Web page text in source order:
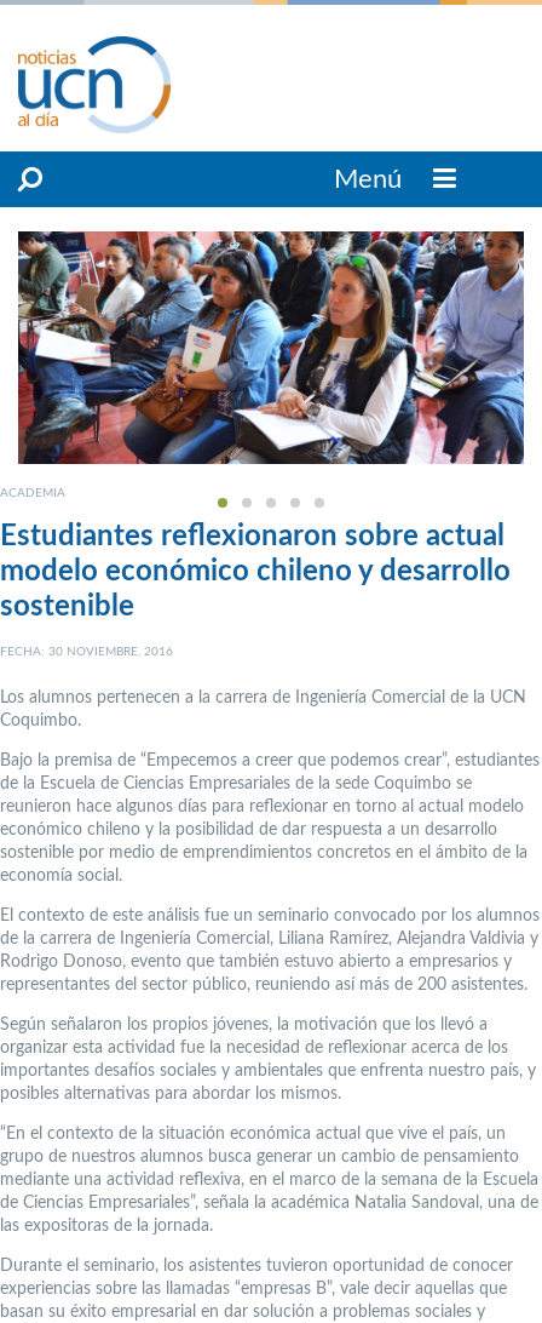
Menú
ACADEMIA
Estudiantes reflexionaron sobre actual
modelo económico chileno y desarrollo
sostenible
FECHA: 30 NOVIEMBRE, 2016
Los alumnos pertenecen a la carrera de Ingeniería Comercial de la UCN
Coquimbo.
Bajo la premisa de “Empecemos a creer que podemos crear”, estudiantes
de la Escuela de Ciencias Empresariales de la sede Coquimbo se
reunieron hace algunos días para reflexionar en torno al actual modelo
económico chileno y la posibilidad de dar respuesta a un desarrollo
sostenible por medio de emprendimientos concretos en el ámbito de la
economía social.
El contexto de este análisis fue un seminario convocado por los alumnos
de la carrera de Ingeniería Comercial, Liliana Ramírez, Alejandra Valdivia y
Rodrigo Donoso, evento que también estuvo abierto a empresarios y
representantes del sector público, reuniendo así más de 200 asistentes.
Según señalaron los propios jóvenes, la motivación que los llevó a
organizar esta actividad fue la necesidad de reflexionar acerca de los
importantes desafíos sociales y ambientales que enfrenta nuestro país, y
posibles alternativas para abordar los mismos.
“En el contexto de la situación económica actual que vive el país, un
grupo de nuestros alumnos busca generar un cambio de pensamiento
mediante una actividad reflexiva, en el marco de la semana de la Escuela
de Ciencias Empresariales”, señala la académica Natalia Sandoval, una de
las expositoras de la jornada.
Durante el seminario, los asistentes tuvieron oportunidad de conocer
experiencias sobre las llamadas “empresas B”, vale decir aquellas que
basan su éxito empresarial en dar solución a problemas sociales y